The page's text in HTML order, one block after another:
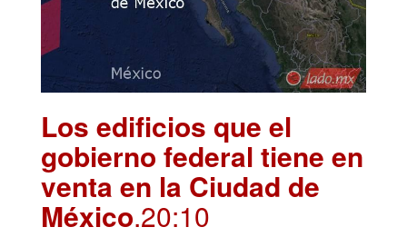
Los edificios que el
gobierno federal tiene en
venta en la Ciudad de
México.20:10